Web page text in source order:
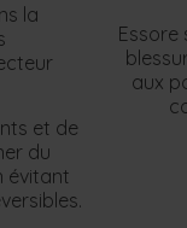
la
et de
du
évitant
Essore
aux